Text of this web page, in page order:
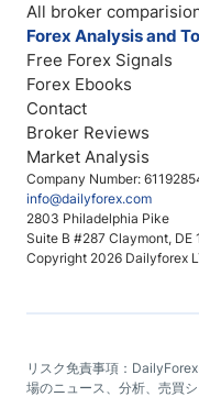
Company Number:
info@dailyforex.com
2803 Philadelphia Pike
Suite B #287 Claymont, DE
Copyright 2026 Dailyforex
All broker
Forex Analysis and
Free Forex Signals
Forex Ebooks
Contact
Broker Reviews
Market Analysis
リスク免責事項：
場のニュース、分析、売買